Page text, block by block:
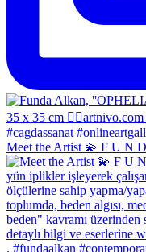
Meet the Artist 💫 F U N